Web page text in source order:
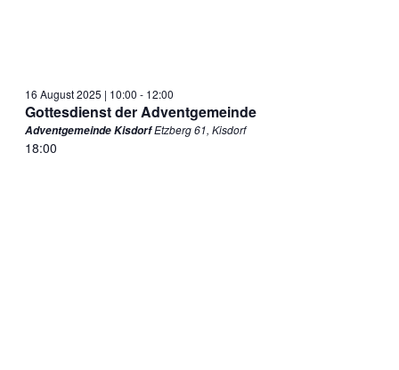
16 August 2025 | 10:00 - 12:00
Gottesdienst der Adventgemeinde
Adventgemeinde KisdorfEtzberg 61, Kisdorf
18:00